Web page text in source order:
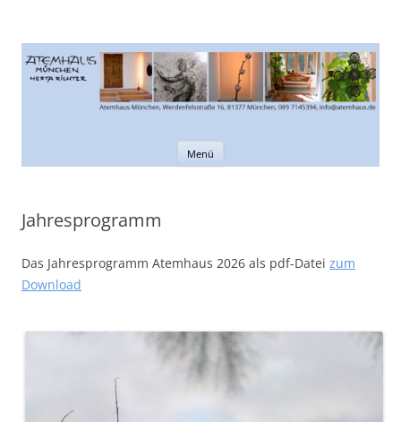
Menü
springen
Jahresprogramm
Das Jahresprogramm Atemhaus 2026 als pdf-Datei zum
Download